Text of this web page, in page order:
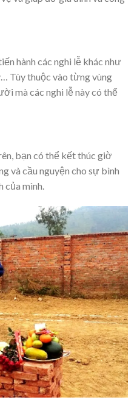
hành các nghi lễ khác như
Tùy thuộc vào từng vùng
mà các nghi lễ này có thể
bạn có thể kết thúc giờ
và cầu nguyện cho sự bình
của mình.